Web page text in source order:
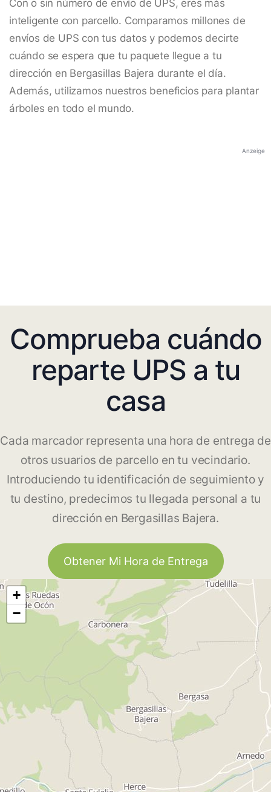
Con o sin número de envío de UPS, eres más
inteligente con parcello. Comparamos millones de
envíos de UPS con tus datos y podemos decirte
cuándo se espera que tu paquete llegue a tu
dirección en Bergasillas Bajera durante el día.
Además, utilizamos nuestros beneficios para plantar
árboles en todo el mundo.
Anzeige
Comprueba cuándo
reparte UPS a tu
casa
Cada marcador representa una hora de entrega de
otros usuarios de parcello en tu vecindario.
Introduciendo tu identificación de seguimiento y
tu destino, predecimos tu llegada personal a tu
dirección en Bergasillas Bajera.
Obtener Mi Hora de Entrega
+
−